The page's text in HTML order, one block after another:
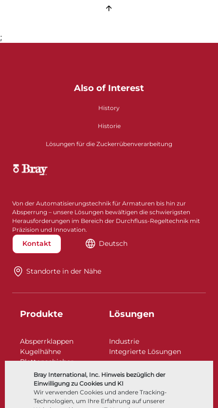
Bray International, Inc. Hinweis bezüglich der
Einwilligung zu Cookies und KI
Wir verwenden Cookies und andere Tracking-
Technologien, um Ihre Erfahrung auf unserer
;
Also of Interest
History
Historie
Lösungen für die Zuckerrübenverarbeitung
Von der Automatisierungstechnik für Armaturen bis hin zur
Absperrung – unsere Lösungen bewältigen die schwierigsten
Herausforderungen im Bereich der Durchfluss-Regeltechnik mit
Präzision und Innovation.
Kontakt Deutsch
Standorte in der Nähe​​​​​​​
Produkte
Absperrklappen
Kugelhähne
Plattenschieber
Regelarmaturen
Rückschlagklappen
Antriebe | Betätigungen
Steuer- und Regeltechnik
Lösungen
Industrie
Integrierte Lösungen